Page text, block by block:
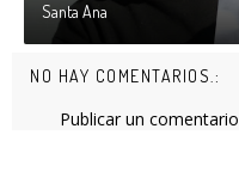
Santa Ana
NO HAY COMENTARIOS.:
Publicar un comentario